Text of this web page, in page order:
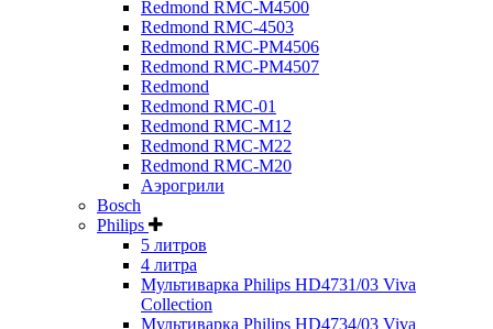
Redmond RMC-M4500
Redmond RMC-4503
Redmond RMC-PM4506
Redmond RMC-PM4507
Redmond
Redmond RMC-01
Redmond RMC-M12
Redmond RMC-M22
Redmond RMC-M20
Аэрогрили
Bosch
Philips
5 литров
4 литра
Мультиварка Philips HD4731/03 Viva
Collection
Мультиварка Philips HD4734/03 Viva